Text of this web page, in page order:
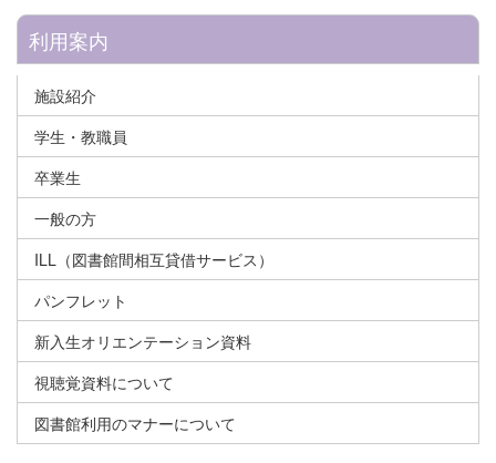
利用案内
施設紹介
学生・教職員
卒業生
一般の方
ILL（図書館間相互貸借サービス）
パンフレット
新入生オリエンテーション資料
視聴覚資料について
図書館利用のマナーについて